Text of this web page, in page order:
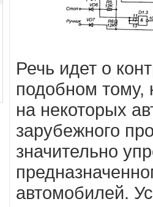
Речь идет о
подобном тому,
на некоторых
зарубежного
значительно
автомобилей.